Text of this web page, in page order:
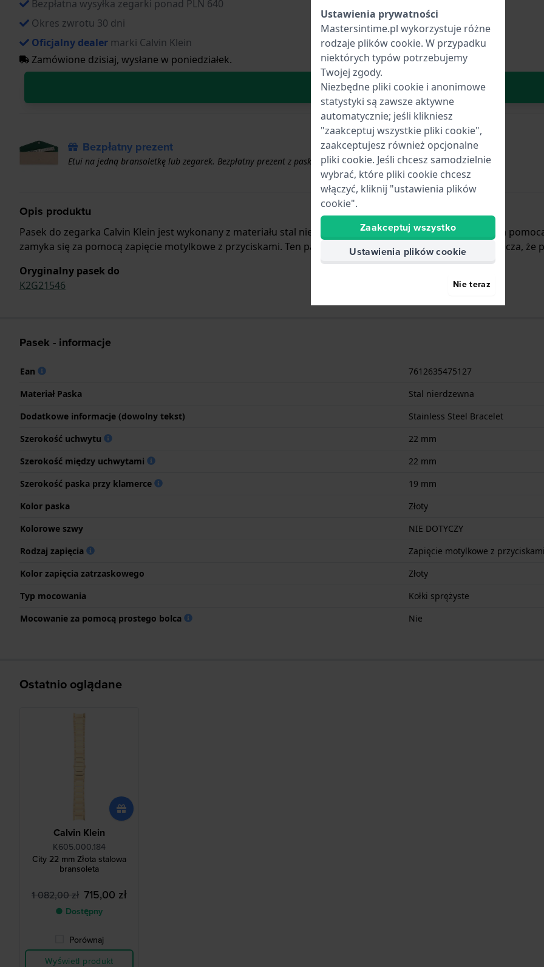
Bezpłatna wysyłka zegarki ponad PLN 640
Okres zwrotu 30 dni
Oficjalny dealer marki Calvin Klein
Zamówione dzisiaj, wysłane w poniedziałek.
W Koszyku
Bezpłatny prezent
Etui na jedną bransoletkę lub zegarek. Bezpłatny prezent z paskami powyżej 50 EUR
Opis produktu
Pasek do zegarka Calvin Klein jest wykonany z materiału stal nierdzewna i jest zamocowany do zegarka za
zamyka się za pomocą zapięcie motylkowe z przyciskami. Ten pasek nie ma prostego mocowania, co oznacza, że
Oryginalny pasek do
K2G21546
Pasek - informacje
Ean
7612635475127
Materiał Paska
Stal nierdzewna
Dodatkowe informacje (dowolny tekst)
Stainless Steel Bracelet
Szerokość uchwytu
22 mm
Szerokość między uchwytami
22 mm
Szerokość paska przy klamerce
19 mm
Kolor paska
Złoty
Kolorowe szwy
NIE DOTYCZY
Rodzaj zapięcia
Zapięcie motylkowe z
Kolor zapięcia zatrzaskowego
Złoty
Typ mocowania
Kołki sprężyste
Mocowanie za pomocą prostego bolca
Nie
Ostatnio oglądane
Calvin Klein
K605.000.184
City 22 mm Złota stalowa
bransoleta
1 082,00 zł 715,00 zł
● Dostępny
Porównaj
Wyświetl produkt
Ustawienia prywatności
Mastersintime.pl wykorzystuje różne
rodzaje plików cookie. W przypadku
niektórych typów potrzebujemy
Twojej zgody.
Niezbędne pliki cookie i anonimowe
statystyki są zawsze aktywne
automatycznie; jeśli klikniesz
"zaakceptuj wszystkie pliki cookie",
zaakceptujesz również opcjonalne
pliki cookie. Jeśli chcesz samodzielnie
wybrać, które pliki cookie chcesz
włączyć, kliknij "ustawienia plików
cookie".
Zaakceptuj wszystko
Ustawienia plików cookie
Nie teraz